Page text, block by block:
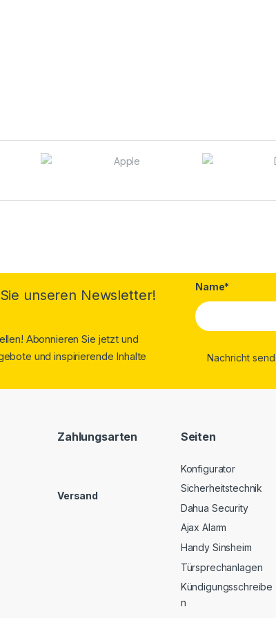
unseren Newsletter!
Abonnieren Sie jetzt und
und inspirierende Inhalte
Name*
Zahlungsarten
Versand
Seiten
Konfigurator
Sicherheitstechnik
Dahua Security
Ajax Alarm
Handy Sinsheim
Türsprechanlagen
Kündigungsschreibe
n